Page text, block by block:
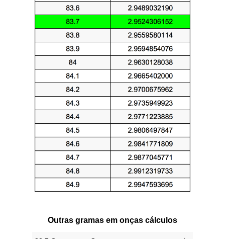
Outras gramas em onças cálculos